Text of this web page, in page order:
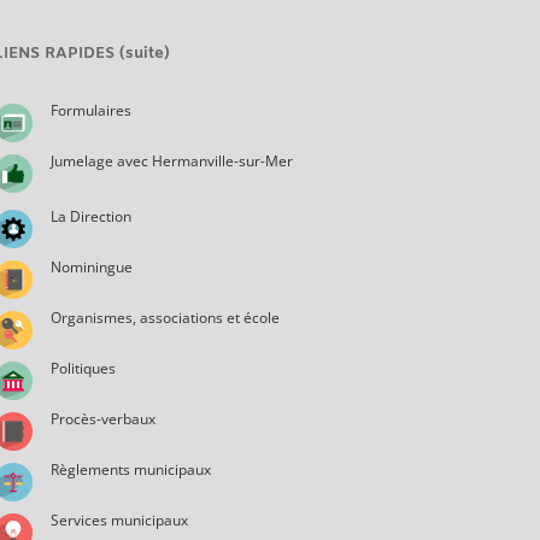
RAPIDES (suite)
Formulaires
Jumelage avec Hermanville-sur-Mer
La Direction
Nominingue
Organismes, associations et école
Politiques
Procès-verbaux
Règlements municipaux
Services municipaux